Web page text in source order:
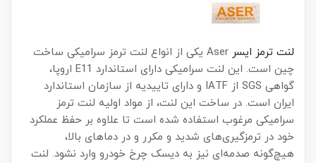
لنت ترمز ایسر
Aser یکی از انواع لنت ترمز سرامیکی ساخت
چین است. این لنت سرامیکی دارای استاندارد E11 اروپا،
گواهی SGS از IATF و دارای تاییدیه از سازمان استاندارد
ایران است. در ساخت این لنت، از مواد اولیه لنت ترمز
سرامیکی مرغوب استفاده شده است تا علاوه بر حفظ عملکرد
خود در ترمزگیری‌های شدید و مکرر و در دماهای بالا،
هیچ‌گونه صدمه‌ای نیز به دیسک چرخ خودرو وارد نشود. لنت